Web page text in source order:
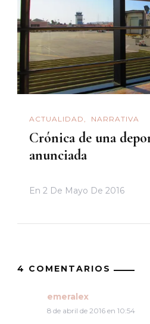
ACTUALIDAD NARRATIVA
Crónica de una
anunciada
En 2 De Mayo De 2016
4 COMENTARIOS
emeralex
8 de abril de 2016 en 10:54